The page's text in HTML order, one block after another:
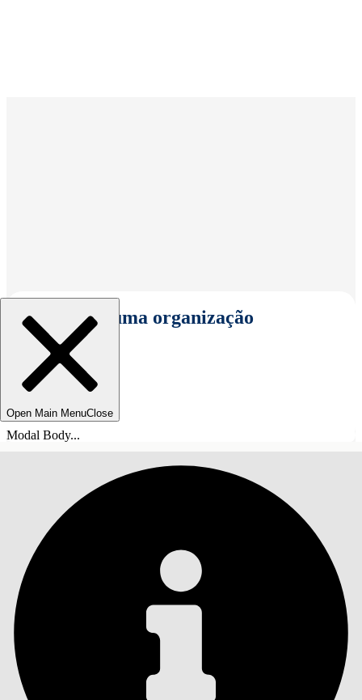
Selecionar uma organização
Open Main MenuClose
Modal Body...
ÍNDICE